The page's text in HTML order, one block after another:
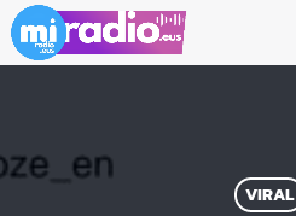
VIRAL